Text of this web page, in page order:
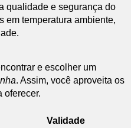
qualidade e segurança do
em temperatura ambiente,
e escolher um
. Assim, você aproveita os
oferecer.
Validade